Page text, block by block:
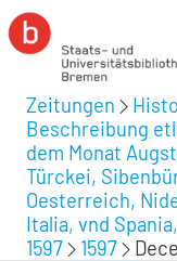
Zeitungen
Beschreibung
dem Monat
Türckei,
Oesterreich,
Italia, vnd
1597
1597